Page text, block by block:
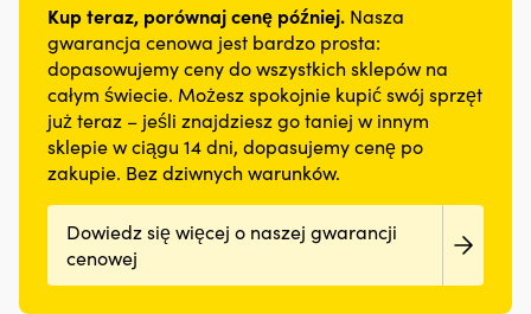
Kup teraz, porównaj cenę później. Nasza
gwarancja cenowa jest bardzo prosta:
dopasowujemy ceny do wszystkich sklepów na
całym świecie. Możesz spokojnie kupić swój sprzęt
już teraz – jeśli znajdziesz go taniej w innym
sklepie w ciągu 14 dni, dopasujemy cenę po
zakupie. Bez dziwnych warunków.
Dowiedz się więcej o naszej gwarancji
cenowej